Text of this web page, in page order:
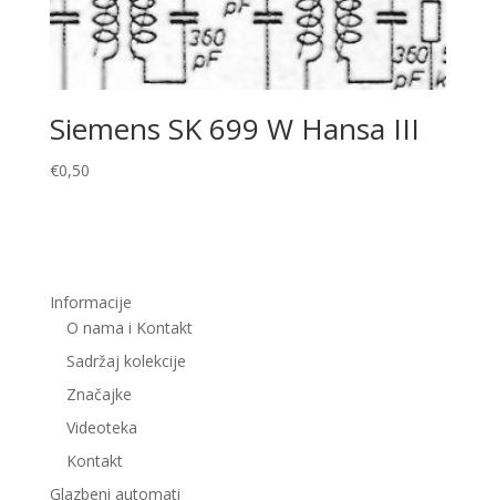
Siemens SK 699 W Hansa III
€0,50
Informacije
O nama i Kontakt
Sadržaj kolekcije
Značajke
Videoteka
Kontakt
Glazbeni automati